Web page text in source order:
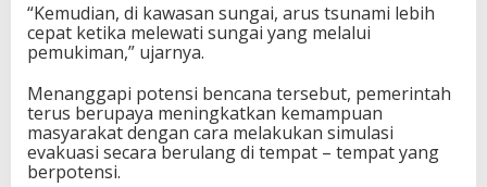
“Kemudian, di kawasan sungai, arus tsunami lebih
cepat ketika melewati sungai yang melalui
pemukiman,” ujarnya.
Menanggapi potensi bencana tersebut, pemerintah
terus berupaya meningkatkan kemampuan
masyarakat dengan cara melakukan simulasi
evakuasi secara berulang di tempat – tempat yang
berpotensi.